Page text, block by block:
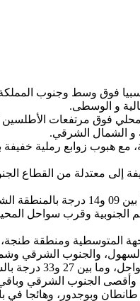
نسبيا فوق وسط وجنوب
و الوسطى.
فوق مرتفعات الأطلسين
و الشمال الشرقي.
مع هبوب زوابع رملية
إلى معتدلة من القطاع
وستتراوح درجات الحرارة الدنيا ما بين 04 و09
الأطلسي، وما بين 27 و32 درجة بالسايس
الداخلية الشمالية وهضاب
طانطان وبوجدور، وهائجا